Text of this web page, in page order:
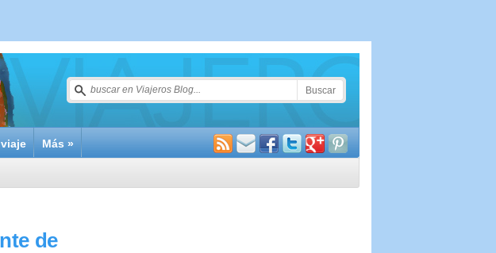
Más »
de